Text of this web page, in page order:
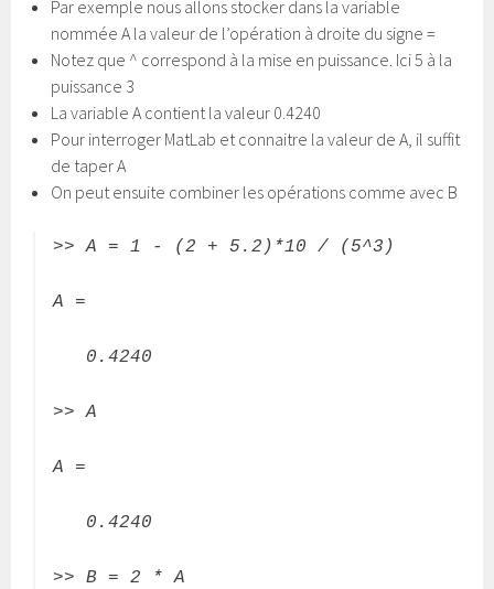
Par exemple nous allons stocker dans la variable
nommée A la valeur de l’opération à droite du signe =
Notez que ^ correspond à la mise en puissance. Ici 5 à la
puissance 3
La variable A contient la valeur 0.4240
Pour interroger MatLab et connaitre la valeur de A, il suffit
de taper A
On peut ensuite combiner les opérations comme avec B
>> A = 1 - (2 + 5.2)*10 / (5^3)
A =
0.4240
>> A
A =
0.4240
>> B = 2 * A